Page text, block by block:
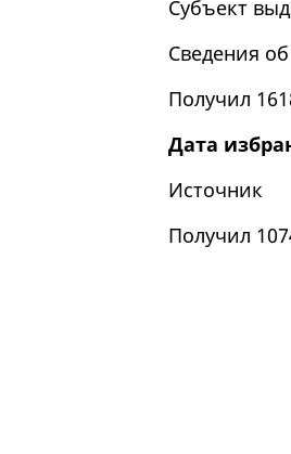
Субъект
Сведения
Получил
Дата
Источник
Получил